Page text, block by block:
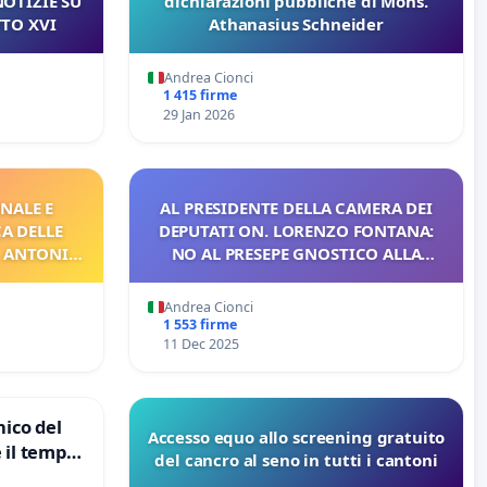
XVI
Athanasius Schneider
Andrea Cionci
1 415 firme
29 Jan 2026
E
DELLE
AL PRESIDENTE DELLA CAMERA DEI
DEPUTATI ON. LORENZO FONTANA:
NO AL PRESEPE GNOSTICO ALLA
Andrea Cionci
1 553 firme
11 Dec 2025
del
il tempo
Accesso equo allo screening gratuito
del cancro al seno in tutti i cantoni